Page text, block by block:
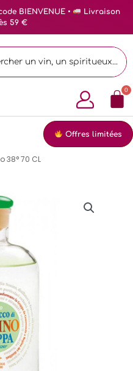
BIENVENUE •
Livraison
59 €
Offres limitées
38° 70 CL